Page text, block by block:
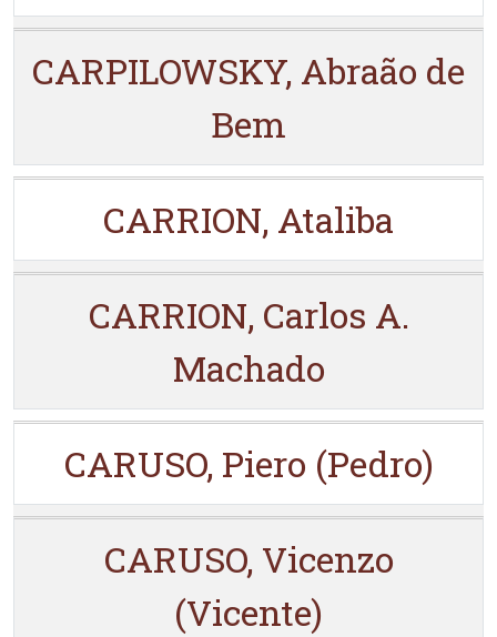
CARPILOWSKY, Abraão de
Bem
CARRION, Ataliba
CARRION, Carlos A.
Machado
CARUSO, Piero (Pedro)
CARUSO, Vicenzo
(Vicente)